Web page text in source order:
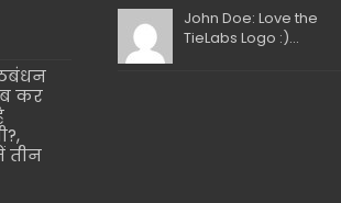
कर
तीन
John Doe: Love the
TieLabs Logo :)...